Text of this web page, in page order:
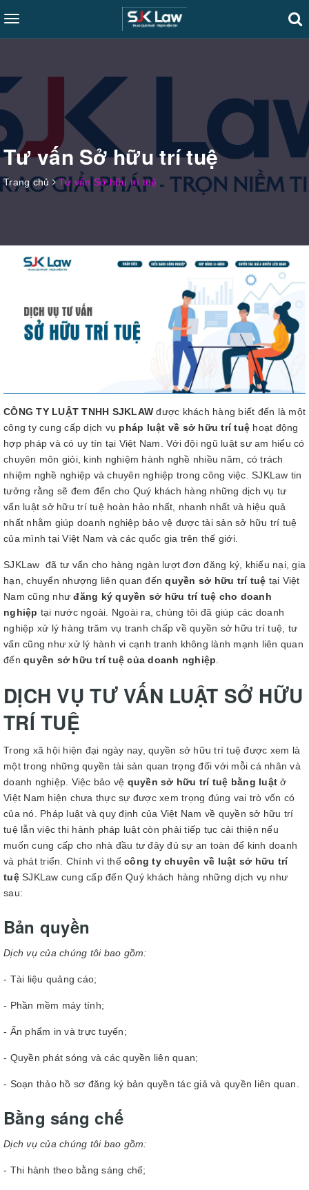
Toggle
navigation
Tư vấn Sở hữu trí tuệ
Trang chủ Tư vấn Sở hữu trí tuệ
CÔNG TY LUẬT TNHH SJKLAWđược khách hàng biết đến là một
công ty cung cấp dịch vụ pháp luật về sở hữu trí tuệ hoạt động
hợp pháp và có uy tín tại Việt Nam. Với đội ngũ luật sư am hiểu có
chuyên môn giỏi, kinh nghiệm hành nghề nhiều năm, có trách
nhiệm nghề nghiệp và chuyên nghiệp trong công việc. SJKLaw tin
tưởng rằng sẽ đem đến cho Quý khách hàng những dịch vụ tư
vấn luật sở hữu trí tuệ hoàn hảo nhất, nhanh nhất và hiệu quả
nhất nhằm giúp doanh nghiệp bảo vệ được tài sản sở hữu trí tuệ
của mình tại Việt Nam và các quốc gia trên thế giới.
SJKLaw đã tư vấn cho hàng ngàn lượt đơn đăng ký, khiếu nại, gia
hạn, chuyển nhượng liên quan đếnquyền sở hữu trí tuệ tại Việt
Nam cũng như đăng ký quyền sở hữu trí tuệ cho doanh
nghiệp tại nước ngoài. Ngoài ra, chúng tôi đã giúp các doanh
nghiệp xử lý hàng trăm vụ tranh chấp về quyền sở hữu trí tuệ, tư
vấn cũng như xử lý hành vi cạnh tranh không lành mạnh liên quan
đến quyền sở hữu trí tuệ của doanh nghiệp.
DỊCH VỤ TƯ VẤN LUẬT SỞ HỮU
TRÍ TUỆ
Trong xã hội hiện đại ngày nay, quyền sở hữu trí tuệ được xem là
một trong những quyền tài sản quan trọng đối với mỗi cá nhân và
doanh nghiệp. Việc bảo vệ quyền sở hữu trí tuệ bằng luật ở
Việt Nam hiện chưa thực sự được xem trọng đúng vai trò vốn có
của nó. Pháp luật và quy định của Việt Nam về quyền sở hữu trí
tuệ lẫn việc thi hành pháp luật còn phải tiếp tục cải thiện nếu
muốn cung cấp cho nhà đầu tư đây đủ sự an toàn để kinh doanh
và phát triển. Chính vì thếcông ty chuyên về luật sở hữu trí
tuệSJKLaw cung cấp đến Quý khách hàng những dịch vụ như
sau:
Bản quyền
Dịch vụ của chúng tôi bao gồm:
- Tài liệu quảng cáo;
- Phần mềm máy tính;
- Ấn phẩm in và trực tuyến;
- Quyền phát sóng và các quyền liên quan;
- Soạn thảo hồ sơ đăng ký bản quyền tác giả và quyền liên quan.
Bằng sáng chế
Dịch vụ của chúng tôi bao gồm:
- Thi hành theo bằng sáng chế;